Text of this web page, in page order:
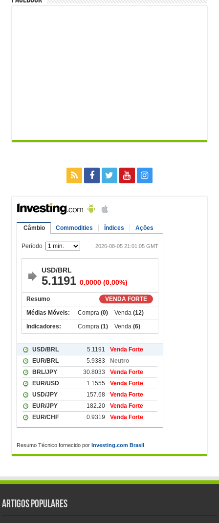
Resumo Técnico fornecido por Investing.com Brasil
Artigos populares